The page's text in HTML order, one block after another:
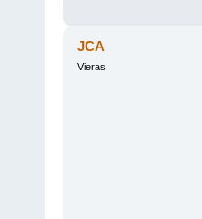
JCA
Vieras